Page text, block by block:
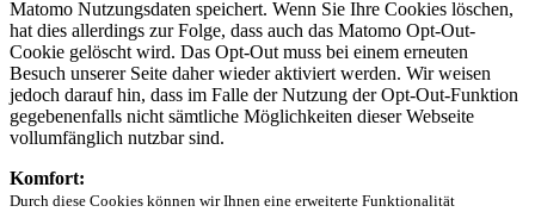
Matomo Nutzungsdaten speichert. Wenn Sie Ihre Cookies löschen,
hat dies allerdings zur Folge, dass auch das Matomo Opt-Out-
Cookie gelöscht wird. Das Opt-Out muss bei einem erneuten
Besuch unserer Seite daher wieder aktiviert werden. Wir weisen
jedoch darauf hin, dass im Falle der Nutzung der Opt-Out-Funktion
gegebenenfalls nicht sämtliche Möglichkeiten dieser Webseite
vollumfänglich nutzbar sind.
Komfort:
Durch diese Cookies können wir Ihnen eine erweiterte Funktionalität